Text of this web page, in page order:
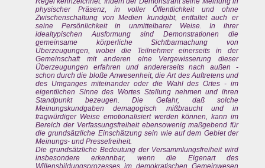
physischer Präsenz, in voller Öffentlichkeit und ohne
Zwischenschaltung von Medien kundgibt, entfaltet auch er
seine Persönlichkeit in unmittelbarer Weise. In ihrer
idealtypischen Ausformung sind Demonstrationen die
gemeinsame körperliche Sichtbarmachung von
Überzeugungen, wobei die Teilnehmer einerseits in der
Gemeinschaft mit anderen eine Vergewisserung dieser
Überzeugungen erfahren und andererseits nach außen -
schon durch die bloße Anwesenheit, die Art des Auftretens und
des Umganges miteinander oder die Wahl des Ortes - im
eigentlichen Sinne des Wortes Stellung nehmen und ihren
Standpunkt bezeugen. Die Gefahr, daß solche
Meinungskundgaben demagogisch mißbraucht und in
fragwürdiger Weise emotionalisiert werden können, kann im
Bereich der Verfassungsfreiheit ebensowenig maßgebend für
die grundsätzliche Einschätzung sein wie auf dem Gebiet der
Meinungs- und Pressefreiheit.
Die grundsätzliche Bedeutung der Versammlungsfreiheit wird
insbesondere erkennbar, wenn die Eigenart des